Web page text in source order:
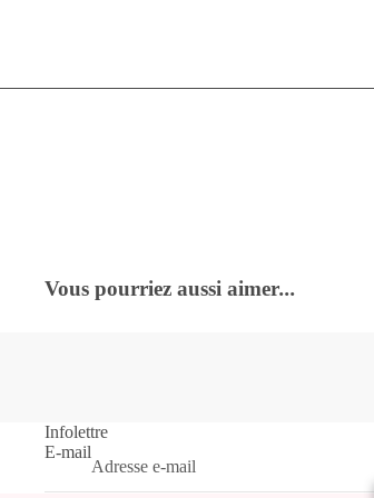
Vous pourriez aussi aimer...
Infolettre
E-mail